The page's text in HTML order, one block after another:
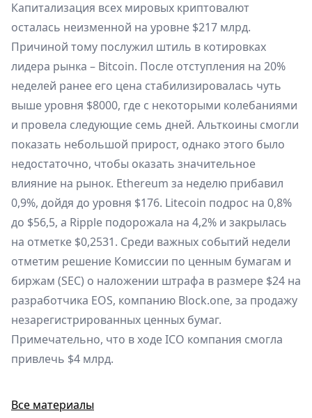
Капитализация всех мировых криптовалют
осталась неизменной на уровне $217 млрд.
Причиной тому послужил штиль в котировках
лидера рынка – Bitcoin. После отступления на 20%
неделей ранее его цена стабилизировалась чуть
выше уровня $8000, где с некоторыми колебаниями
и провела следующие семь дней. Альткоины смогли
показать небольшой прирост, однако этого было
недостаточно, чтобы оказать значительное
влияние на рынок. Ethereum за неделю прибавил
0,9%, дойдя до уровня $176. Litecoin подрос на 0,8%
до $56,5, а Ripple подорожала на 4,2% и закрылась
на отметке $0,2531. Среди важных событий недели
отметим решение Комиссии по ценным бумагам и
биржам (SEC) о наложении штрафа в размере $24 на
разработчика EOS, компанию Block.one, за продажу
незарегистрированных ценных бумаг.
Примечательно, что в ходе ICO компания смогла
привлечь $4 млрд.
Все материалы